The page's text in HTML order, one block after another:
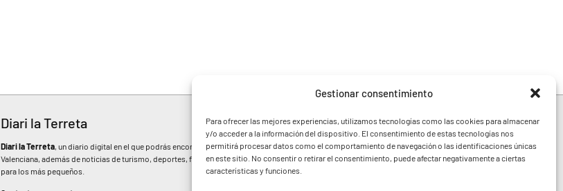
Gestionar consentimiento
Para ofrecer las mejores experiencias, utilizamos tecnologías como las cookies para almacenar
y/o acceder a la información del dispositivo. El consentimiento de estas tecnologías nos
permitirá procesar datos como el comportamiento de navegación o las identificaciones únicas
en este sitio. No consentir o retirar el consentimiento, puede afectar negativamente a ciertas
características y funciones.
Diari la Terreta
Diari la Terreta, un diario digital en el que podrás encontrar noticias de toda la Comunidad
Valenciana, además de noticias de turismo, deportes, fiestas regionales, festivales y noticias
para los más pequeños.